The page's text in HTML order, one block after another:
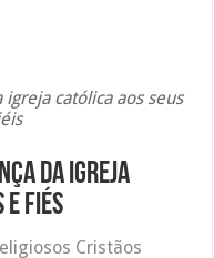
católica aos seus
da igreja
e fiés
Cristãos